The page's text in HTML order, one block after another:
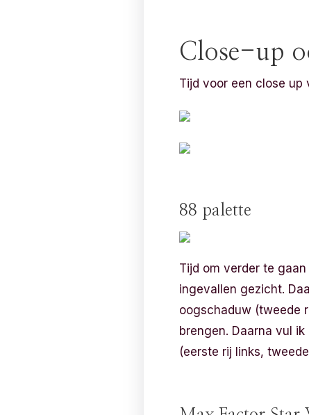
Close-up
Tijd voor een close up
88 palette
Tijd om verder te gaan
ingevallen gezicht.
oogschaduw (tweede
brengen. Daarna vul
(eerste rij links,